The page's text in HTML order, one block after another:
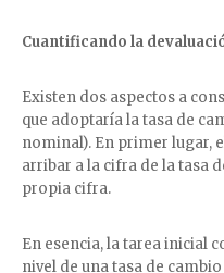
Cuantificando la
Existen dos aspectos a
que adoptaría la tasa de
nominal). En primer lugar,
arribar a la cifra de la tasa
propia cifra.
En esencia, la tarea inicial
nivel de una tasa de